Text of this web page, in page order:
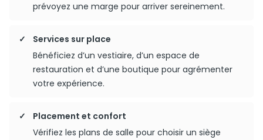
prévoyez une marge pour arriver sereinement.
Services sur place
Bénéficiez d’un vestiaire, d’un espace de
restauration et d’une boutique pour agrémenter
votre expérience.
Placement et confort
Vérifiez les plans de salle pour choisir un siège